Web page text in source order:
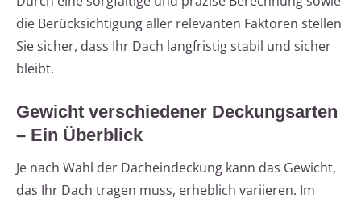
die Berücksichtigung aller relevanten Faktoren stellen
Sie sicher, dass Ihr Dach langfristig stabil und sicher
bleibt.
Gewicht verschiedener Deckungsarten
– Ein Überblick
Je nach Wahl der Dacheindeckung kann das Gewicht,
das Ihr Dach tragen muss, erheblich variieren. Im